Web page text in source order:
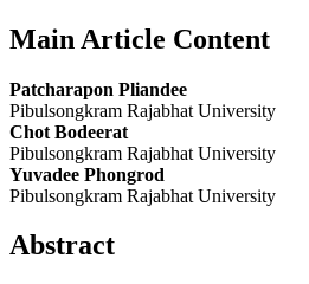
Main Article Content
Patcharapon Pliandee
Pibulsongkram Rajabhat University
Chot Bodeerat
Pibulsongkram Rajabhat University
Yuvadee Phongrod
Pibulsongkram Rajabhat University
Abstract